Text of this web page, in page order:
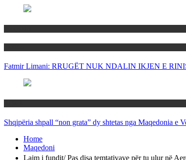
Fatmir Limani: RRUGËT NUK NDALIN IKJEN E
Shqipëria shpall “non grata” dy shtetas nga Maqedonia e
Home
Maqedoni
Lajm i fundit/ Pas disa temtativave për tu ulur në